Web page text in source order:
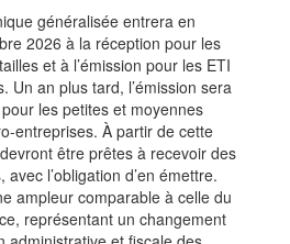
généralisée entrera en
2026 à la réception pour les
et à l’émission pour les ETI
Un an plus tard, l’émission sera
les petites et moyennes
entreprises. À partir de cette
être prêtes à recevoir des
l’obligation d’en émettre.
ampleur comparable à celle du
représentant un changement